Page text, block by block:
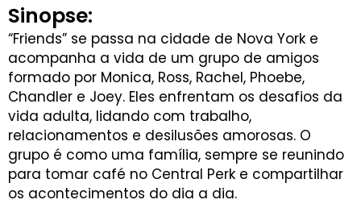
Sinopse:
“Friends” se passa na cidade de Nova York e
acompanha a vida de um grupo de amigos
formado por Monica, Ross, Rachel, Phoebe,
Chandler e Joey. Eles enfrentam os desafios da
vida adulta, lidando com trabalho,
relacionamentos e desilusões amorosas. O
grupo é como uma família, sempre se reunindo
para tomar café no Central Perk e compartilhar
os acontecimentos do dia a dia.